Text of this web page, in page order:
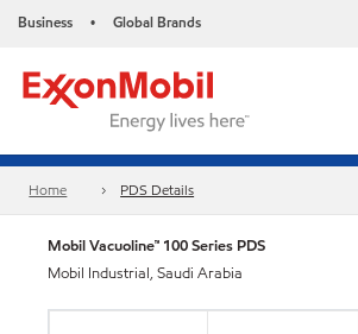
Business • Global Brands
Home PDS Details
Mobil Vacuoline™ 100 Series PDS
Mobil Industrial, Saudi Arabia